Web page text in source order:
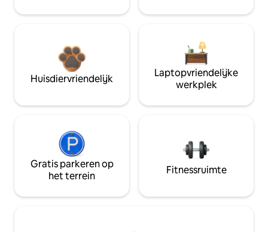
Huisdiervriendelijk
Laptopvriendelijke
werkplek
Gratis parkeren op
het terrein
Fitnessruimte